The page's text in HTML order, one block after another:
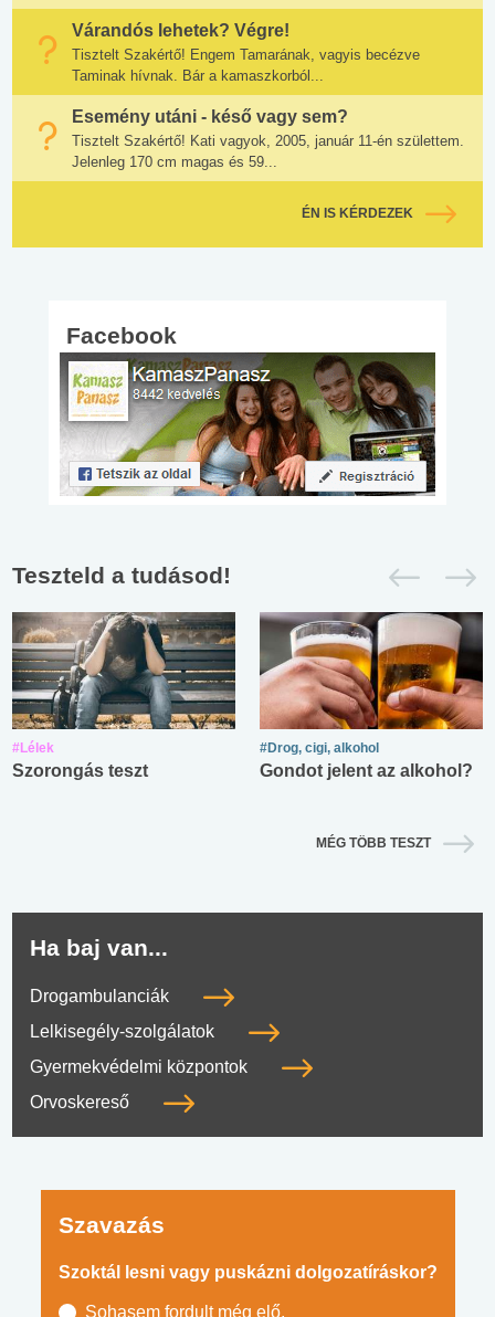
Várandós lehetek? Végre!
Tisztelt Szakértő! Engem Tamarának, vagyis becézve
Taminak hívnak. Bár a kamaszkorból...
Esemény utáni - késő vagy sem?
Tisztelt Szakértő! Kati vagyok, 2005, január 11-én születtem.
Jelenleg 170 cm magas és 59...
ÉN IS KÉRDEZEK
Facebook
Teszteld a tudásod!
#Lélek
Szorongás teszt
#Drog, cigi, alkohol
Gondot jelent az alkohol?
MÉG TÖBB TESZT
Ha baj van...
Drogambulanciák
Lelkisegély-szolgálatok
Gyermekvédelmi központok
Orvoskereső
Szavazás
Szoktál lesni vagy puskázni dolgozatíráskor?
Sohasem fordult még elő.